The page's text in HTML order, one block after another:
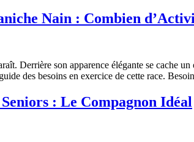
Nain : Combien
Derrière son apparence élégante se cache
des besoins en exercice de cette race.
: Le Compagnon Idéal